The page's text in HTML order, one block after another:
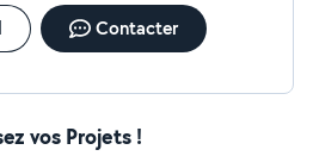
Contacter
vos Projets !